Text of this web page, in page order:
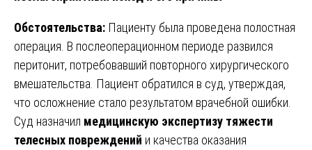
Обстоятельства: Пациенту была проведена полостная
операция. В послеоперационном периоде развился
перитонит, потребовавший повторного хирургического
вмешательства. Пациент обратился в суд, утверждая,
что осложнение стало результатом врачебной ошибки.
Суд назначил медицинскую экспертизу тяжести
телесных повреждений и качества оказания